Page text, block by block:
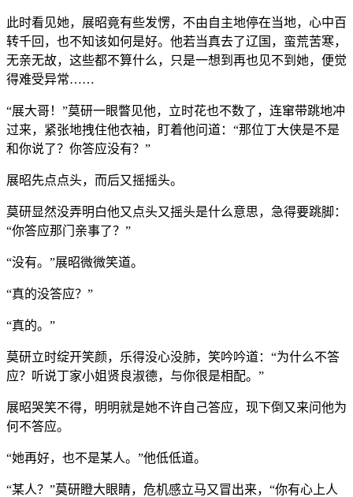
此时看见她，展昭竟有些发愣，不由自主地停在当地，心中百
转千回，也不知该如何是好。他若当真去了辽国，蛮荒苦寒，
无亲无故，这些都不算什么，只是一想到再也见不到她，便觉
得难受异常……
“展大哥！”莫研一眼瞥见他，立时花也不数了，连窜带跳地冲
过来，紧张地拽住他衣袖，盯着他问道：“那位丁大侠是不是
和你说了？你答应没有？”
展昭先点点头，而后又摇摇头。
莫研显然没弄明白他又点头又摇头是什么意思，急得要跳脚：
“你答应那门亲事了？”
“没有。”展昭微微笑道。
“真的没答应？”
“真的。”
莫研立时绽开笑颜，乐得没心没肺，笑吟吟道：“为什么不答
应？听说丁家小姐贤良淑德，与你很是相配。”
展昭哭笑不得，明明就是她不许自己答应，现下倒又来问他为
何不答应。
“她再好，也不是某人。”他低低道。
“某人？”莫研瞪大眼睛，危机感立马又冒出来，“你有心上人